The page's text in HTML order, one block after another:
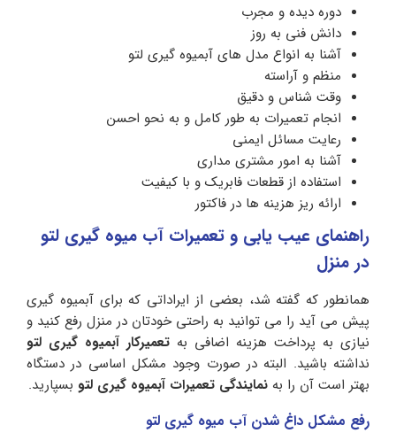
دوره دیده و مجرب
دانش فنی به روز
آشنا به انواع مدل های آبمیوه گیری لتو
منظم و آراسته
وقت شناس و دقیق
انجام تعمیرات به طور کامل و به نحو احسن
رعایت مسائل ایمنی
آشنا به امور مشتری مداری
استفاده از قطعات فابریک و با کیفیت
ارائه ریز هزینه ها در فاکتور
راهنمای عیب یابی و تعمیرات آب میوه گیری لتو
در منزل
همانطور که گفته شد، بعضی از ایراداتی که برای آبمیوه گیری
پیش می آید را می توانید به راحتی خودتان در منزل رفع کنید و
نیازی به پرداخت هزینه اضافی به تعمیرکار آبمیوه گیری لتو
نداشته باشید. البته در صورت وجود مشکل اساسی در دستگاه
بهتر است آن را به نمایندگی تعمیرات آبمیوه گیری لتو بسپارید.
رفع مشکل داغ شدن آب میوه گیری لتو